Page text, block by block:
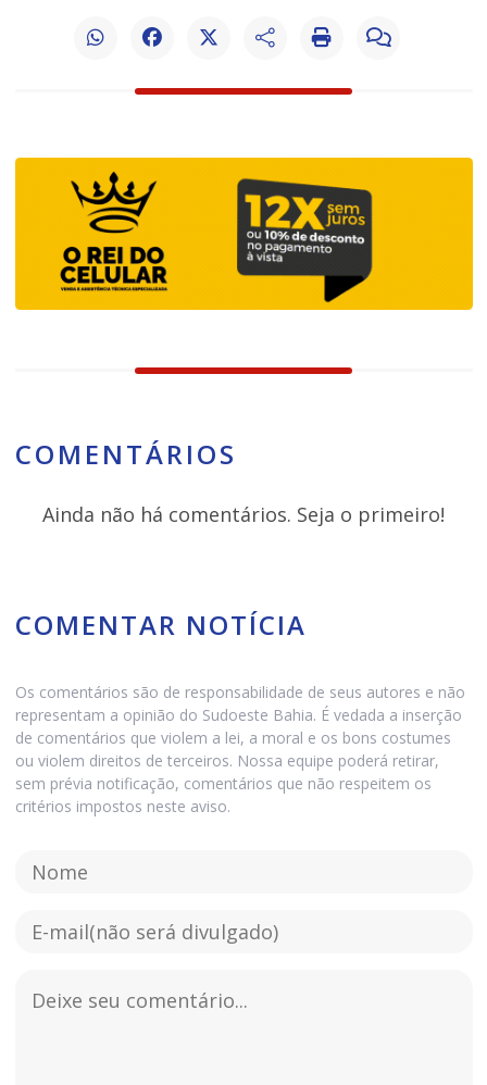
COMENTÁRIOS
Ainda não há comentários. Seja o primeiro!
COMENTAR NOTÍCIA
Os comentários são de responsabilidade de seus autores e não
representam a opinião do Sudoeste Bahia. É vedada a inserção
de comentários que violem a lei, a moral e os bons costumes
ou violem direitos de terceiros. Nossa equipe poderá retirar,
sem prévia notificação, comentários que não respeitem os
critérios impostos neste aviso.